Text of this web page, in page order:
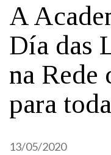
A
Día das
na Rede
para
13/05/2020